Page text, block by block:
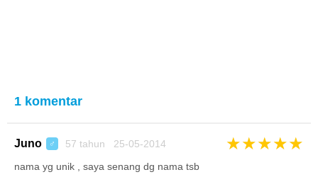
1 komentar
Juno ♂ 57 tahun 25-05-2014 ★★★★★
nama yg unik , saya senang dg nama tsb